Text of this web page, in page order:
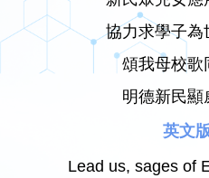
協力求學子為
頌我母校歌
明德新民顯
英文
Lead us, sages of